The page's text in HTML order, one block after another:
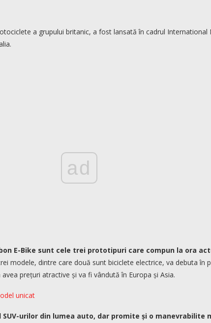
a grupului britanic, a fost lansată în cadrul International
ad
E-Bike sunt cele trei prototipuri care compun la ora
modele, dintre care două sunt biciclete electrice, va debuta în
prețuri atractive și va fi vândută în Europa și Asia.
unicat
SUV-urilor din lumea auto, dar promite și o manevrabilite